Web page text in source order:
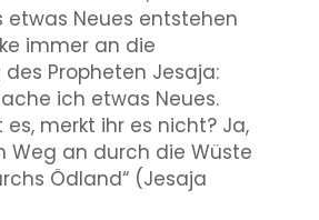
etwas Neues entstehen
immer an die
des Propheten Jesaja:
ich etwas Neues.
merkt ihr es nicht? Ja,
Weg an durch die Wüste
Ödland“ (Jesaja